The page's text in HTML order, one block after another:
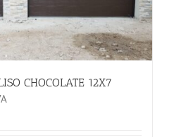
CHOCOLATE 12X7